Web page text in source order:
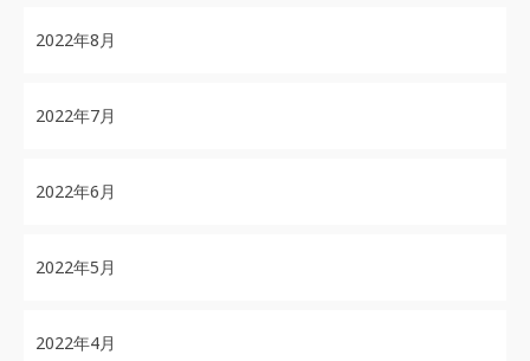
2022年8月
2022年7月
2022年6月
2022年5月
2022年4月